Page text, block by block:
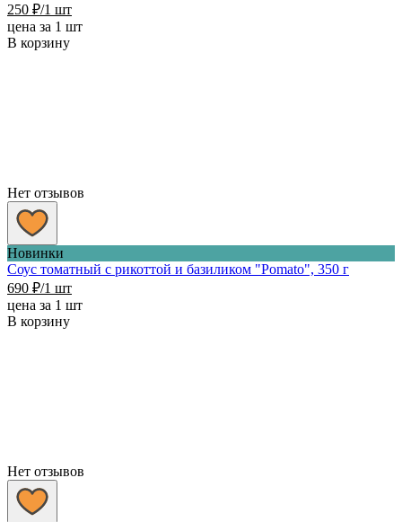
250 ₽/1 шт
цена за 1 шт
В корзину
Нет отзывов
Новинки
Соус томатный с рикоттой и базиликом "Pomato", 350 г
690 ₽/1 шт
цена за 1 шт
В корзину
Нет отзывов